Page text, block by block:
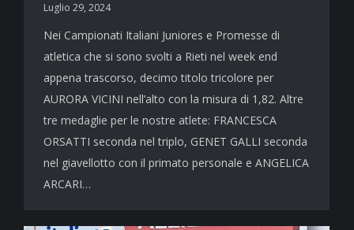
Luglio 29, 2024
Nei Campionati Italiani Juniores e Promesse di
atletica che si sono svolti a Rieti nel week end
appena trascorso, decimo titolo tricolore per
AURORA VICINI nell’alto con la misura di 1,82. Altre
tre medaglie per le nostre atlete: FRANCESCA
ORSATTI seconda nel triplo, GENET GALLI seconda
nel giavellotto con il primato personale e ANGELICA
ARCARI…